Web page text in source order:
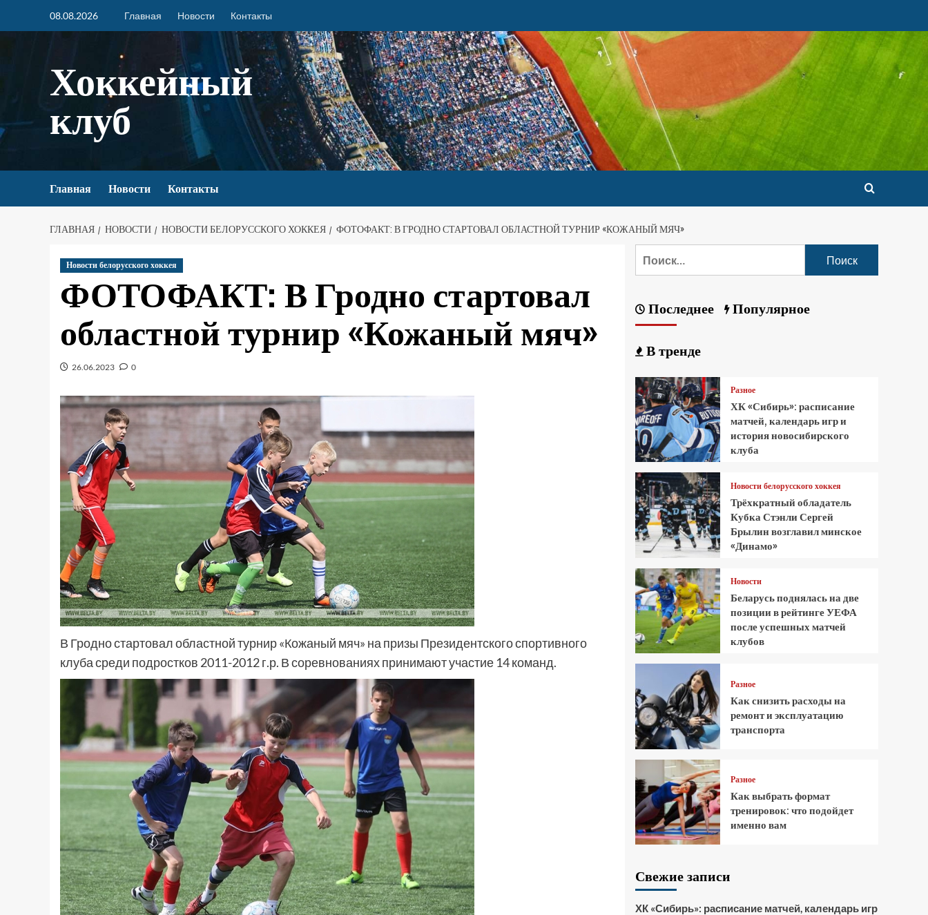
08.08.2026 Главная Новости Контакты
Хоккейный
клуб
Главная Новости Контакты
ГЛАВНАЯ НОВОСТИ НОВОСТИ БЕЛОРУССКОГО ХОККЕЯ ФОТОФАКТ: В ГРОДНО СТАРТОВАЛ ОБЛАСТНОЙ ТУРНИР «КОЖАНЫЙ МЯЧ»
Новости белорусского хоккея
ФОТОФАКТ: В Гродно стартовал
областной турнир «Кожаный мяч»
26.06.2023 0
В Гродно стартовал областной турнир «Кожаный мяч» на призы Президентского спортивного
клуба среди подростков 2011-2012 г.р. В соревнованиях принимают участие 14 команд.
Последнее Популярное
В тренде
Разное
ХК «Сибирь»: расписание
матчей, календарь игр и
история новосибирского
клуба
Новости белорусского хоккея
Трёхкратный обладатель
Кубка Стэнли Сергей
Брылин возглавил минское
«Динамо»
Новости
Беларусь поднялась на две
позиции в рейтинге УЕФА
после успешных матчей
клубов
Разное
Как снизить расходы на
ремонт и эксплуатацию
транспорта
Разное
Как выбрать формат
тренировок: что подойдет
именно вам
Свежие записи
ХК «Сибирь»: расписание матчей, календарь игр